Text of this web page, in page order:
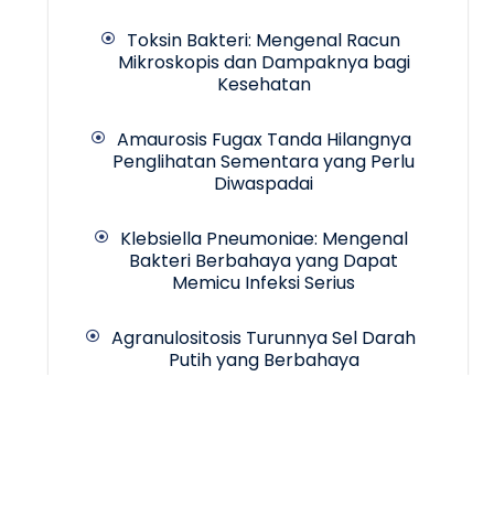
Toksin Bakteri: Mengenal Racun
Mikroskopis dan Dampaknya bagi
Kesehatan
Amaurosis Fugax Tanda Hilangnya
Penglihatan Sementara yang Perlu
Diwaspadai
Klebsiella Pneumoniae: Mengenal
Bakteri Berbahaya yang Dapat
Memicu Infeksi Serius
Agranulositosis Turunnya Sel Darah
Putih yang Berbahaya